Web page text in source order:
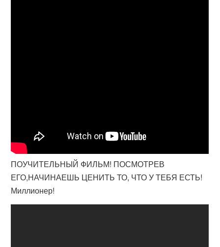
ПОУЧИТЕЛЬНЫЙ ФИЛЬМ! ПОСМОТРЕВ
ЕГО,НАЧИНАЕШЬ ЦЕНИТЬ ТО, ЧТО У ТЕБЯ ЕСТЬ!
Миллионер!